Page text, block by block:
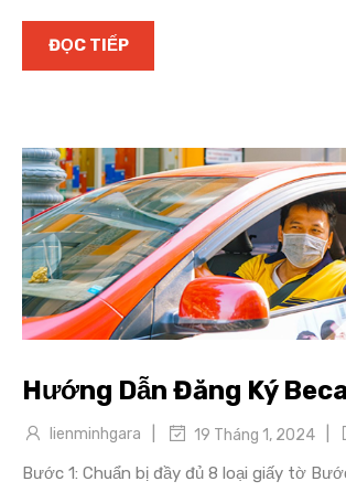
ĐỌC TIẾP
Hướng Dẫn Đăng Ký
lienminhgara 19 Tháng 1, 2024
Bước 1: Chuẩn bị đầy đủ 8 loại giấy tờ